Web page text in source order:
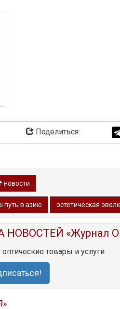
Поделиться:
новости
путь в азию эстетическая
«Журнал
товары и услуги.